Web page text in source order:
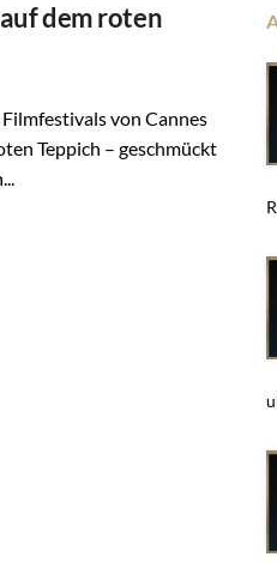
dem roten
von Cannes
Teppich – geschmückt